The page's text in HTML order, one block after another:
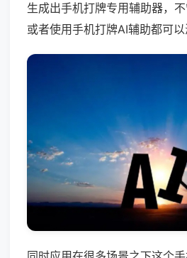
生成出手机打牌专用辅助器，
或者使用手机打牌AI辅助都可以